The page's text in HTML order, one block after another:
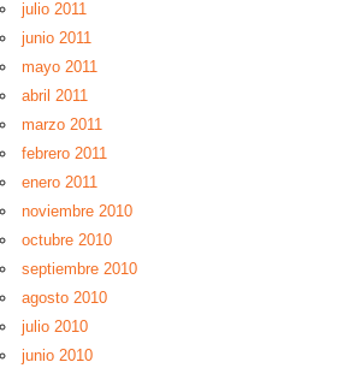
julio 2011
junio 2011
mayo 2011
abril 2011
marzo 2011
febrero 2011
enero 2011
noviembre 2010
octubre 2010
septiembre 2010
agosto 2010
julio 2010
junio 2010